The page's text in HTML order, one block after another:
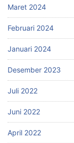
Maret 2024
Februari 2024
Januari 2024
Desember 2023
Juli 2022
Juni 2022
April 2022